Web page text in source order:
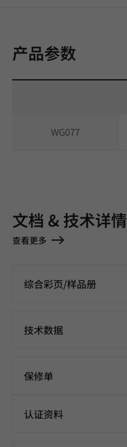
产品参数
WG077
文档 & 技术详情
查看更多
综合彩页/样品册
技术数据
保修单
认证资料